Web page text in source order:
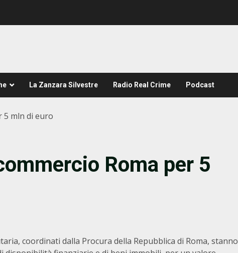
La Zanzara Silvestre Radio Real Crime Podcast
5 mln di euro
Roma per 5
coordinati dalla Procura della Repubblica di Roma, stanno